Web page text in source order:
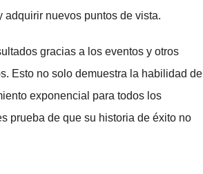
adquirir nuevos puntos de vista.
gracias a los eventos y otros
Esto no solo demuestra la habilidad de
exponencial para todos los
prueba de que su historia de éxito no